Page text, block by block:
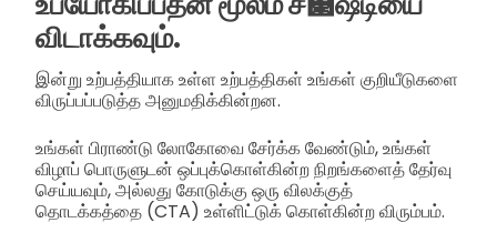
விடாக்கவும்.
இன்று உற்பத்தியாக உள்ள உற்பத்திகள் உங்கள் குறியீடுகளை
விருப்பப்படுத்த அனுமதிக்கின்றன.
உங்கள் பிராண்டு லோகோவை சேர்க்க வேண்டும், உங்கள்
விழாப் பொருளுடன் ஒப்புக்கொள்கின்ற நிறங்களைத் தேர்வு
செய்யவும், அல்லது கோடுக்கு ஒரு விலக்குத்
தொடக்கத்தை (CTA) உள்ளிட்டுக் கொள்கின்ற விரும்பம்.